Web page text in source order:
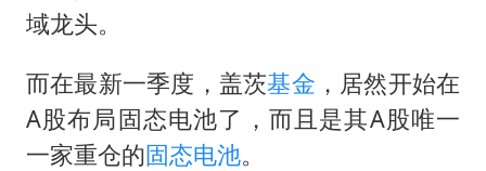
陕西省委书记赶赴柞水县杏坪镇
女孩摆摊卖菌子时收到北大通知书
域龙头。
而在最新一季度，盖茨基金 ，居然开始在
A股布局固态电池了，而且是其A股唯一
一家重仓的固态电池。